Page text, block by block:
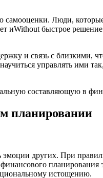
самооценки. Люди,
иWithout быстрое
и связь с близкими,
управлять ими
планировании
других. При
планирования
истощению.